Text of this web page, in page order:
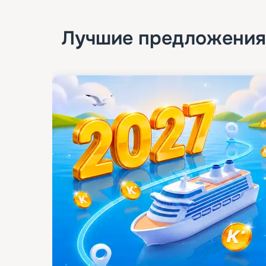
Лучшие предложения